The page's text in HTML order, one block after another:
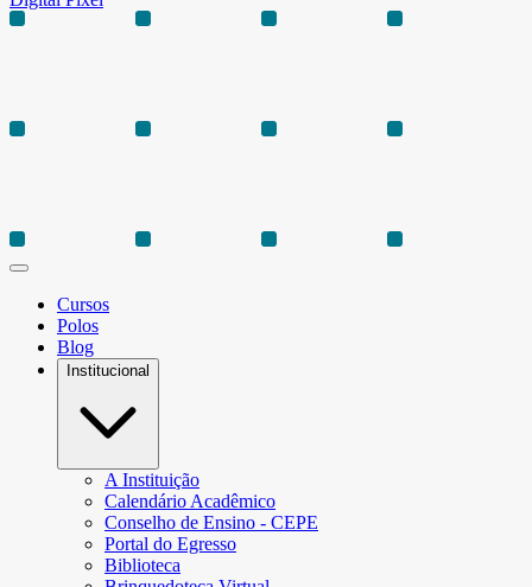
Cursos
Polos
Blog
Institucional
A Instituição
Calendário Acadêmico
Conselho de Ensino - CEPE
Portal do Egresso
Biblioteca